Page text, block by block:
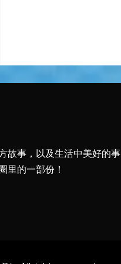
故事，以及生活中美好的事
里的一部份！